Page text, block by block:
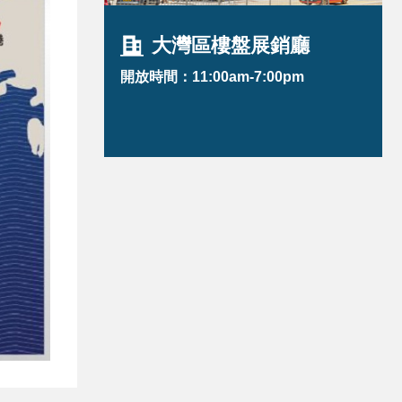
大灣區樓盤展銷廳
開放時間：11:00am-7:00pm